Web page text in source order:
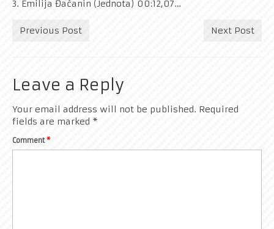
3. Emilija Đačanin (Jednota) 00:12,07…
Previous Post Next Post
Leave a Reply
Your email address will not be published. Required
fields are marked *
Comment*